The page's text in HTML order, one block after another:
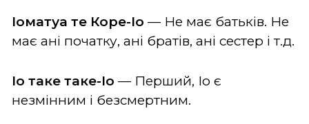
Іоматуа те Коре-Іо — Не має батьків. Не
має ані початку, ані братів, ані сестер і т.д.
Іо таке таке-Іо — Перший, Іо є
незмінним і безсмертним.